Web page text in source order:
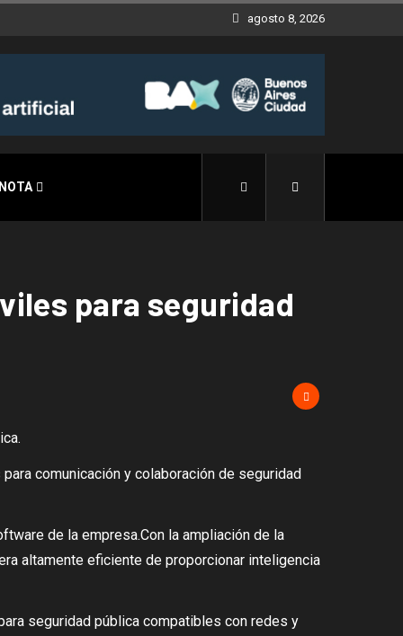
agosto 8, 2026
para seguridad
comunicación y colaboración de seguridad
de la empresa.Con la ampliación de la
altamente eficiente de proporcionar inteligencia
seguridad pública compatibles con redes y